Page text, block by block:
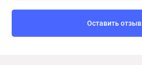
Оставить отзыв